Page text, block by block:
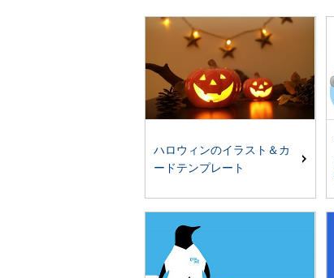
ハロウィンのイラスト＆カ
ードテンプレート